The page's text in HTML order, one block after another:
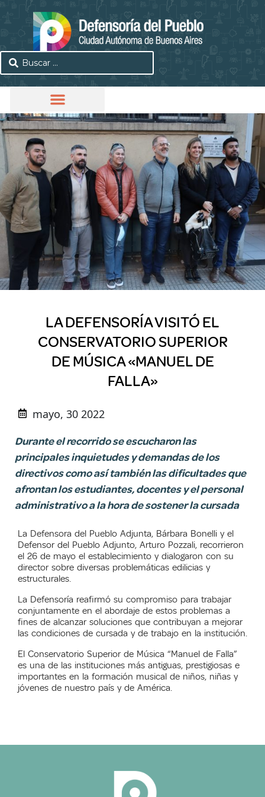
LA DEFENSORÍA VISITÓ EL
CONSERVATORIO SUPERIOR
DE MÚSICA «MANUEL DE
FALLA»
mayo, 30 2022
Durante el recorrido se escucharon las
principales inquietudes y demandas de los
directivos como así también las dificultades que
afrontan los estudiantes, docentes y el personal
administrativo a la hora de sostener la cursada
La Defensora del Pueblo Adjunta, Bárbara Bonelli y el
Defensor del Pueblo Adjunto, Arturo Pozzali, recorrieron
el 26 de mayo el establecimiento y dialogaron con su
director sobre diversas problemáticas edilicias y
estructurales.
La Defensoría reafirmó su compromiso para trabajar
conjuntamente en el abordaje de estos problemas a
fines de alcanzar soluciones que contribuyan a mejorar
las condiciones de cursada y de trabajo en la institución.
El Conservatorio Superior de Música “Manuel de Falla”
es una de las instituciones más antiguas, prestigiosas e
importantes en la formación musical de niños, niñas y
jóvenes de nuestro país y de América.